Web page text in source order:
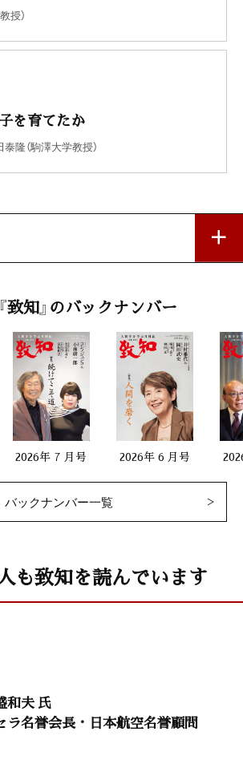
授）
を育てたか
隆（駒澤大学教授）
女性
宿泊部客室課マネジャー）
）
偉人12
14／村上和雄（筑波大学名誉教授）
訓え8
致知』のバックナンバー
2026年 7 月号 2026年 6 月号
バックナンバー一覧
も致知を読んでいます
和夫 氏
ラ名誉会長・日本航空名誉顧問